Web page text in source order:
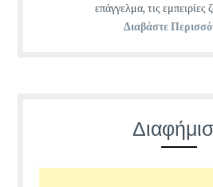
επάγγελμα, τις
Διαβάστε